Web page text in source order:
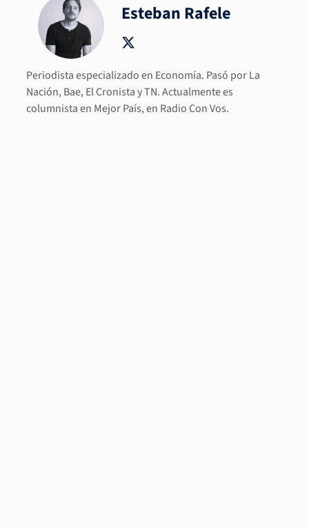
Esteban Rafele
Periodista especializado en Economía. Pasó por La
Nación, Bae, El Cronista y TN. Actualmente es
columnista en Mejor País, en Radio Con Vos.